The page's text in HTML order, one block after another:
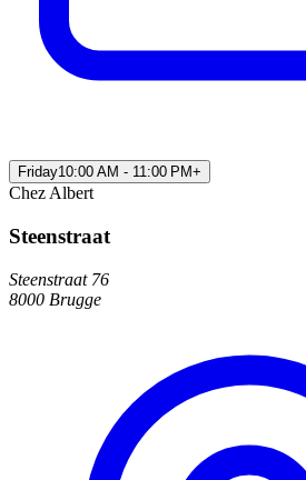
Friday10:00 AM - 11:00 PM+
Chez Albert
Steenstraat
Steenstraat 76
8000 Brugge